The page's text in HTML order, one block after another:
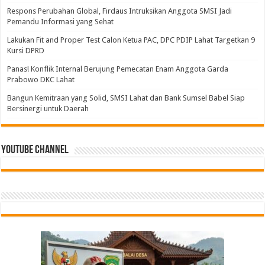
Respons Perubahan Global, Firdaus Intruksikan Anggota SMSI Jadi
Pemandu Informasi yang Sehat
Lakukan Fit and Proper Test Calon Ketua PAC, DPC PDIP Lahat Targetkan 9
Kursi DPRD
Panas! Konflik Internal Berujung Pemecatan Enam Anggota Garda
Prabowo DKC Lahat
Bangun Kemitraan yang Solid, SMSI Lahat dan Bank Sumsel Babel Siap
Bersinergi untuk Daerah
Youtube Channel